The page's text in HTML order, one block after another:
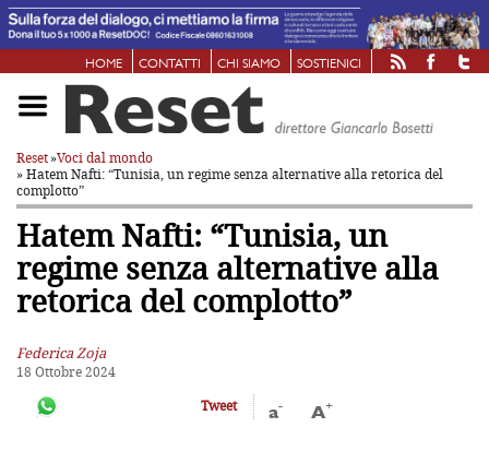
HOME CONTATTI CHI SIAMO SOSTIENICI
Reset»Voci dal mondo
» Hatem Nafti: “Tunisia, un regime senza alternative alla retorica del
complotto”
Hatem Nafti: “Tunisia, un
regime senza alternative alla
retorica del complotto”
Federica Zoja
18 Ottobre 2024
Tweet
a- A+